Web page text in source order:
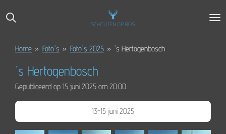
direct
Home » Foto's » Foto's 2025 » 's Hertogenbosch
's Hertogenbosch
Gepubliceerd op 15 juni 2025 om 20:00
13-15 juni 2025